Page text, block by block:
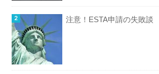
注意！ESTA申請の失敗談